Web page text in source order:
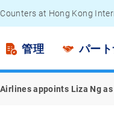
at Hong Kong
Battery Power Bank
管理 パー
appoints Liza Ng